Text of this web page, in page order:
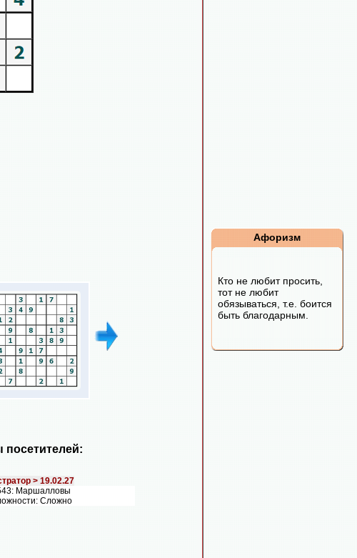
>19.02.27
Маршалловы
Сложно
Афоризм
Кто не любит просить,
тот не любит
обязываться, т.е. боится
быть благодарным.